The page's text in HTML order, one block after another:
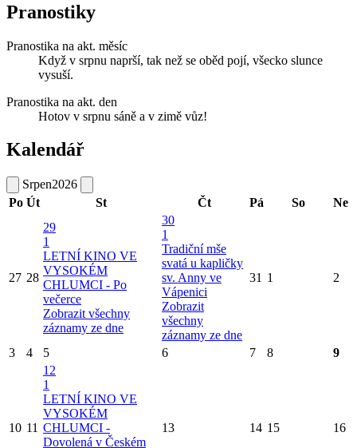
Pranostiky
Pranostika na akt. měsíc
Když v srpnu naprší, tak než se oběd pojí, všecko slunce
vysuší.
Pranostika na akt. den
Hotov v srpnu sáně a v zimě vůz!
Kalendář
Srpen2026
Po Út St Čt Pá So Ne
27 28
29
1
LETNÍ KINO VE
VYSOKÉM
CHLUMCI - Po
večerce
Zobrazit všechny
záznamy ze dne
30
1
Tradiční mše
svatá u kapličky
sv. Anny ve
Vápenici
Zobrazit
všechny
záznamy ze dne
31 1 2
3 4 5 6 7 8 9
10 11
12
1
LETNÍ KINO VE
VYSOKÉM
CHLUMCI -
Dovolená v Českém
13 14 15 16